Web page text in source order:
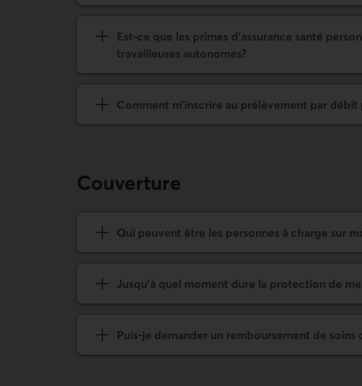
Est-ce que les primes d'assurance santé
travailleuses autonomes?
Comment m’inscrire au prélèvement par
Couverture
Qui peuvent être les personnes à charge sur
Jusqu'à quel moment dure la protection de
Puis-je demander un rembourse­ment de